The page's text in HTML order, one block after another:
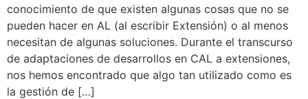
conocimiento de que existen algunas cosas que no se
pueden hacer en AL (al escribir Extensión) o al menos
necesitan de algunas soluciones. Durante el transcurso
de adaptaciones de desarrollos en CAL a extensiones,
nos hemos encontrado que algo tan utilizado como es
la gestión de […]